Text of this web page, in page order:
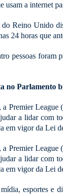
usam a internet
Reino Unido
24 horas que
pessoas foram
no Parlamento
Premier
a lidar com
em vigor da Lei
Premier
a lidar com
em vigor da Lei
esportes e